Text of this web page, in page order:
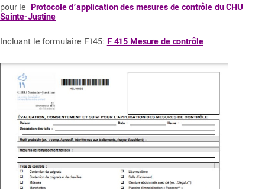
pour le Protocole d’application des mesures de contrôle du CHU
Sainte-Justine
Incluant le formulaire F145:F 415 Mesure de contrôle